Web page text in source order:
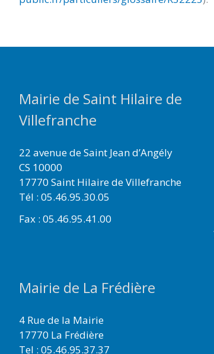
Mairie de Saint Hilaire de
Villefranche
22 avenue de Saint Jean d’Angély
CS 10000
17770 Saint Hilaire de Villefranche
Tél : 05.46.95.30.05
Fax : 05.46.95.41.00
Mairie de La Frédière
4 Rue de la Mairie
17770 La Frédière
Tel : 05.46.95.37.37